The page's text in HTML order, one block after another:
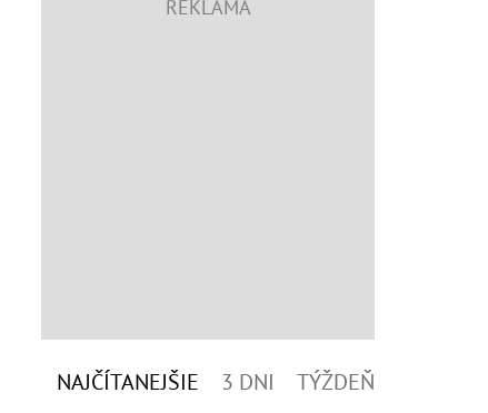
NAJČÍTANEJŠIE 3 DNI TÝŽDEŇ